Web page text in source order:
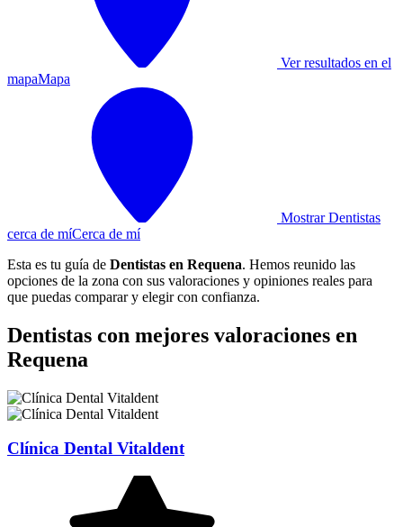
Ver resultados en el
mapaMapa
Mostrar Dentistas
cerca de míCerca de mí
Esta es tu guía de Dentistas en Requena. Hemos reunido las
opciones de la zona con sus valoraciones y opiniones reales para
que puedas comparar y elegir con confianza.
Dentistas con mejores valoraciones en
Requena
Clínica Dental Vitaldent